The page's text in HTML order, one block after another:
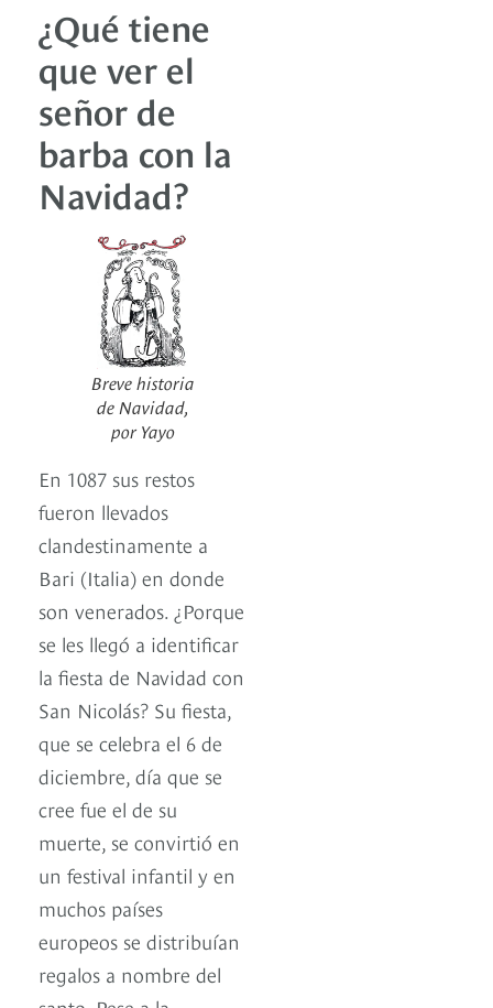
¿Qué tiene
que ver el
señor de
barba con la
Navidad?
Breve historia
de Navidad,
por Yayo
En 1087 sus restos
fueron llevados
clandestinamente a
Bari (Italia) en donde
son venerados. ¿Porque
se les llegó a identificar
la fiesta de Navidad con
San Nicolás? Su fiesta,
que se celebra el 6 de
diciembre, día que se
cree fue el de su
muerte, se convirtió en
un festival infantil y en
muchos países
europeos se distribuían
regalos a nombre del